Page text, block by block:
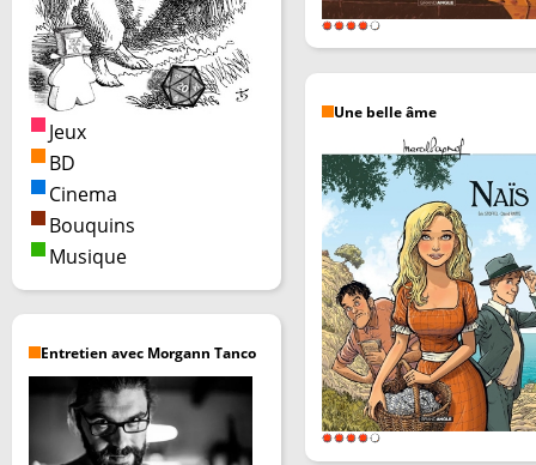
Jeux
BD
Cinema
Bouquins
Musique
Entretien avec Morgann Tanco
Une belle âme